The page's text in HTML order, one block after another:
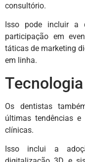
consultório.
Isso pode incluir a
participação em
táticas de marketing
em linha.
Os dentistas
últimas tendências
clínicas.
Isso inclui a